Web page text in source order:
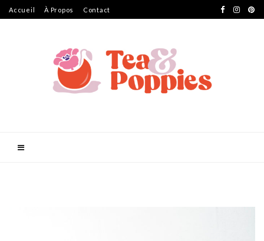
Accueil À Propos Contact